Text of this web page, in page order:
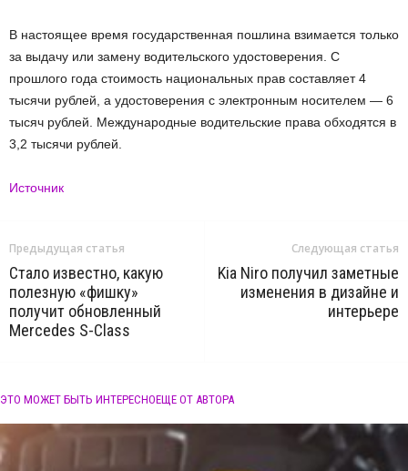
В настоящее время государственная пошлина взимается только
за выдачу или замену водительского удостоверения. С
прошлого года стоимость национальных прав составляет 4
тысячи рублей, а удостоверения с электронным носителем — 6
тысяч рублей. Международные водительские права обходятся в
3,2 тысячи рублей.
Источник
Предыдущая статья
Стало известно, какую
полезную «фишку»
получит обновленный
Mercedes S-Class
Следующая статья
Kia Niro получил заметные
изменения в дизайне и
интерьере
ЭТО МОЖЕТ БЫТЬ ИНТЕРЕСНОЕЩЕ ОТ АВТОРА